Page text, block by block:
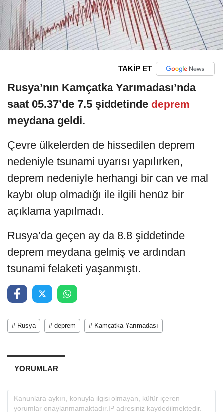
TAKİP ET
Rusya’nın Kamçatka Yarımadası’nda
saat 05.37’de 7.5 şiddetinde deprem
meydana geldi.
Çevre ülkelerden de hissedilen deprem
nedeniyle tsunami uyarısı yapılırken,
deprem nedeniyle herhangi bir can ve mal
kaybı olup olmadığı ile ilgili henüz bir
açıklama yapılmadı.
Rusya’da geçen ay da 8.8 şiddetinde
deprem meydana gelmiş ve ardından
tsunami felaketi yaşanmıştı.
# Rusya # deprem # Kamçatka Yarımadası
YORUMLAR